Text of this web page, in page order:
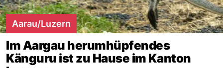
Aarau/Luzern
Im Aargau herumhüpfendes
Känguru ist zu Hause im Kanton